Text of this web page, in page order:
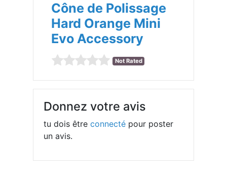
Cône de Polissage
Hard Orange Mini
Evo Accessory
Not Rated
Donnez votre avis
tu dois êtreconnecté pour poster
un avis.